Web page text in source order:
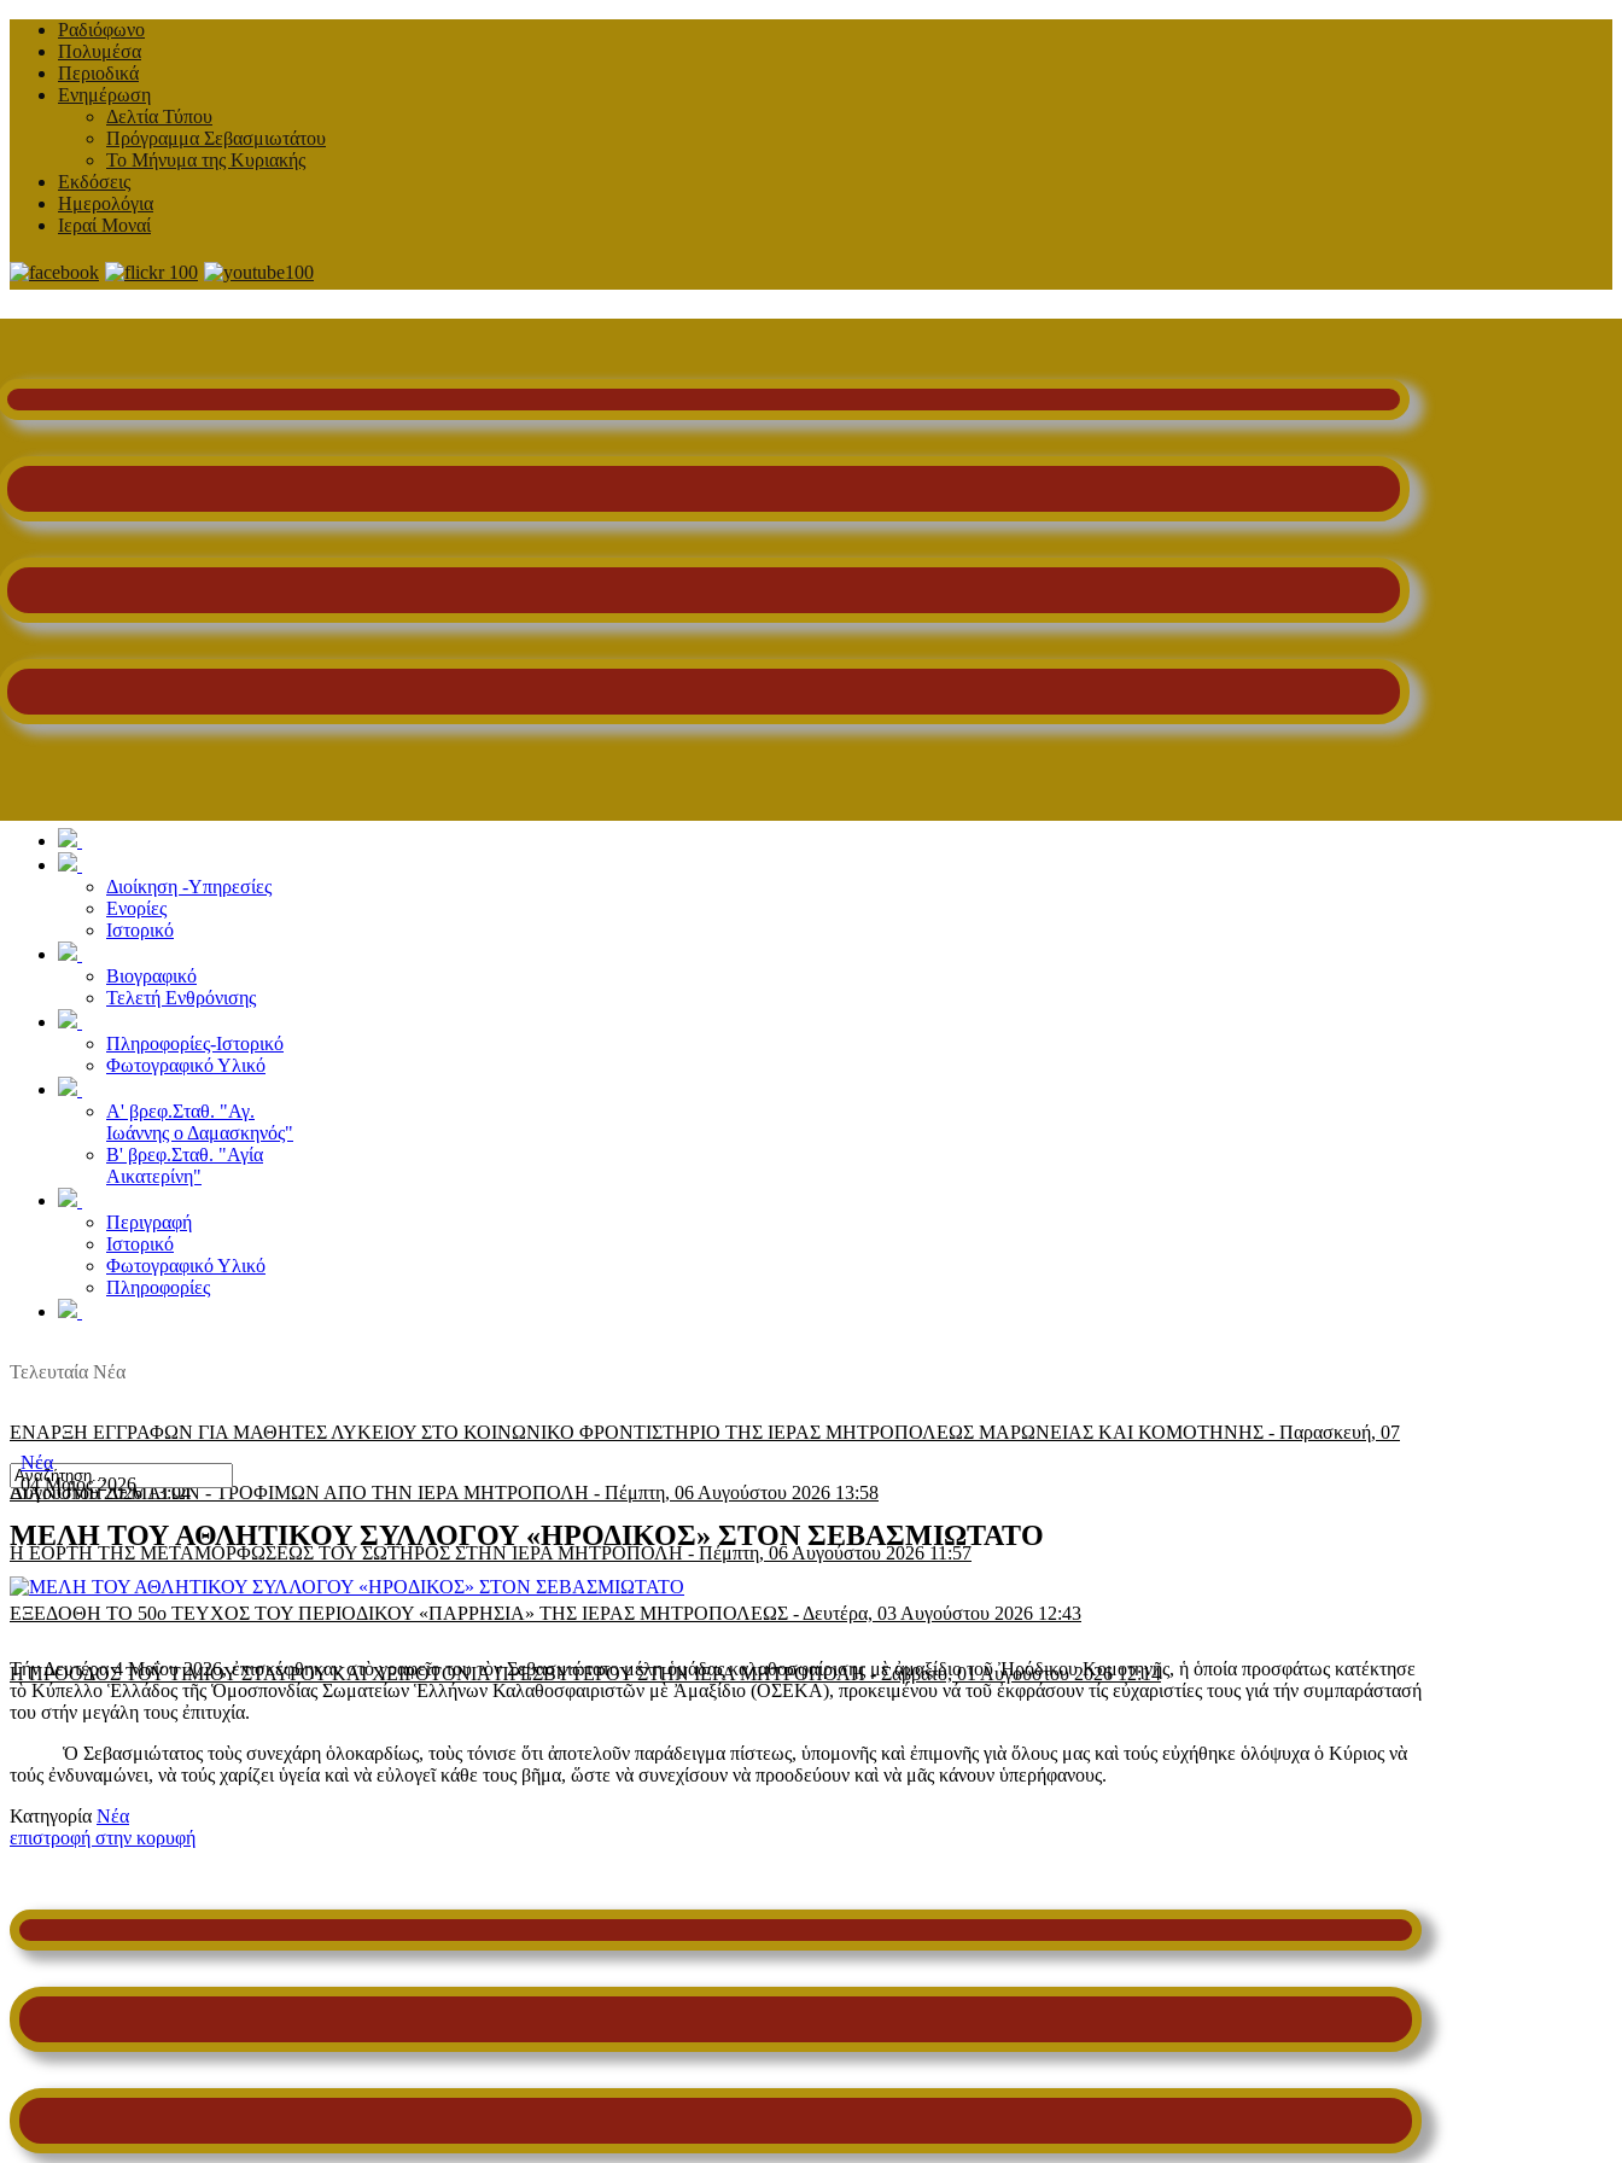
Ραδιόφωνο
Πολυμέσα
Περιοδικά
Ενημέρωση
Δελτία Τύπου
Πρόγραμμα Σεβασμιωτάτου
Το Μήνυμα της Κυριακής
Εκδόσεις
Ημερολόγια
Ιεραί Μοναί
Διοίκηση -Υπηρεσίες
Ενορίες
Ιστορικό
Βιογραφικό
Τελετή Ενθρόνισης
Πληροφορίες-Ιστορικό
Φωτογραφικό Υλικό
Α' βρεφ.Σταθ. "Αγ.
Ιωάννης ο Δαμασκηνός"
Β' βρεφ.Σταθ. "Αγία
Αικατερίνη"
Περιγραφή
Ιστορικό
Φωτογραφικό Υλικό
Πληροφορίες
Τελευταία Νέα
ΕΝΑΡΞΗ ΕΓΓΡΑΦΩΝ ΓΙΑ ΜΑΘΗΤΕΣ ΛΥΚΕΙΟΥ ΣΤΟ ΚΟΙΝΩΝΙΚΟ ΦΡΟΝΤΙΣΤΗΡΙΟ ΤΗΣ ΙΕΡΑΣ ΜΗΤΡΟΠΟΛΕΩΣ ΜΑΡΩΝΕΙΑΣ ΚΑΙ ΚΟΜΟΤΗΝΗΣ - Παρασκευή, 07
Αυγούστου 2026 13:04
ΔΙΑΝΟΜΗ ΔΕΜΑΤΩΝ - ΤΡΟΦΙΜΩΝ ΑΠΟ ΤΗΝ ΙΕΡΑ ΜΗΤΡΟΠΟΛΗ - Πέμπτη, 06 Αυγούστου 2026 13:58
Η ΕΟΡΤΗ ΤΗΣ ΜΕΤΑΜΟΡΦΩΣΕΩΣ ΤΟΥ ΣΩΤΗΡΟΣ ΣΤΗΝ ΙΕΡΑ ΜΗΤΡΟΠΟΛΗ - Πέμπτη, 06 Αυγούστου 2026 11:57
ΕΞΕΔΟΘΗ ΤΟ 50ο ΤΕΥΧΟΣ ΤΟΥ ΠΕΡΙΟΔΙΚΟΥ «ΠΑΡΡΗΣΙΑ» ΤΗΣ ΙΕΡΑΣ ΜΗΤΡΟΠΟΛΕΩΣ - Δευτέρα, 03 Αυγούστου 2026 12:43
Η ΠΡΟΟΔΟΣ ΤΟΥ ΤΙΜΙΟΥ ΣΤΑΥΡΟΥ ΚΑΙ ΧΕΙΡΟΤΟΝΙΑ ΠΡΕΣΒΥΤΕΡΟΥ ΣΤΗΝ ΙΕΡΑ ΜΗΤΡΟΠΟΛΗ-Σάββατο, 01 Αυγούστου 2026 12:14
Νέα
04 Μαϊος 2026
ΜΕΛΗ ΤΟΥ ΑΘΛΗΤΙΚΟΥ ΣΥΛΛΟΓΟΥ «ΗΡΟΔΙΚΟΣ» ΣΤΟΝ ΣΕΒΑΣΜΙΩΤΑΤΟ
Τήν Δευτέρα 4 Μαΐου 2026, ἐπισκέφθηκαν στὸ γραφεῖο του τὸν Σεβασμιώτατο μέλη ὁμάδας καλαθοσφαίρισης μὲ ἀμαξίδιο τοῦ Ἠρόδικου Κομοτηνῆς, ἡ ὁποία προσφάτως κατέκτησε
τὸ Κύπελλο Ἑλλάδος τῆς Ὁμοσπονδίας Σωματείων Ἑλλήνων Καλαθοσφαιριστῶν μὲ Ἀμαξίδιο (ΟΣΕΚΑ), προκειμένου νά τοῦ ἐκφράσουν τίς εὐχαριστίες τους γιά τήν συμπαράστασή
του στήν μεγάλη τους ἐπιτυχία.
Ὁ Σεβασμιώτατος τοὺς συνεχάρη ὁλοκαρδίως, τοὺς τόνισε ὅτι ἀποτελοῦν παράδειγμα πίστεως, ὑπομονῆς καὶ ἐπιμονῆς γιὰ ὅλους μας καὶ τούς εὐχήθηκε ὁλόψυχα ὁ Κύριος νὰ
τούς ἐνδυναμώνει, νὰ τούς χαρίζει ὑγεία καὶ νὰ εὐλογεῖ κάθε τους βῆμα, ὥστε νὰ συνεχίσουν νὰ προοδεύουν καὶ νὰ μᾶς κάνουν ὑπερήφανους.
Κατηγορία Νέα
επιστροφή στην κορυφή